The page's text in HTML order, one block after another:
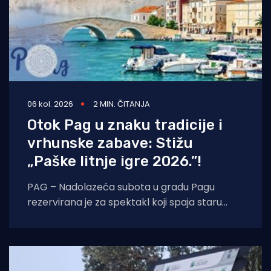
06 kol. 2026 2 MIN. ČITANJA
Otok Pag u znaku tradicije i
vrhunske zabave: Stižu
„Paške litnje igre 2026.”!
PAG – Nadolazeća subota u gradu Pagu
rezervirana je za spektakl koji spaja staru